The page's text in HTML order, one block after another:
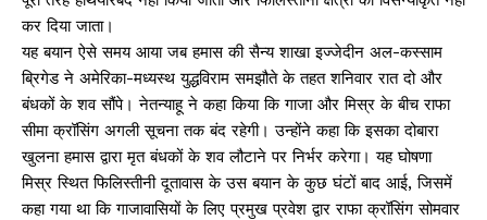
कर दिया जाता।
यह बयान ऐसे समय आया जब हमास की सैन्य शाखा इज्जेदीन अल-कस्साम
ब्रिगेड ने अमेरिका-मध्यस्थ युद्धविराम समझौते के तहत शनिवार रात दो और
बंधकों के शव सौंपे। नेतन्याहू ने कहा किया कि गाजा और मिस्र के बीच राफा
सीमा क्रॉसिंग अगली सूचना तक बंद रहेगी। उन्होंने कहा कि इसका दोबारा
खुलना हमास द्वारा मृत बंधकों के शव लौटाने पर निर्भर करेगा। यह घोषणा
मिस्र स्थित फिलिस्तीनी दूतावास के उस बयान के कुछ घंटों बाद आई, जिसमें
कहा गया था कि गाजावासियों के लिए प्रमुख प्रवेश द्वार राफा क्रॉसिंग सोमवार